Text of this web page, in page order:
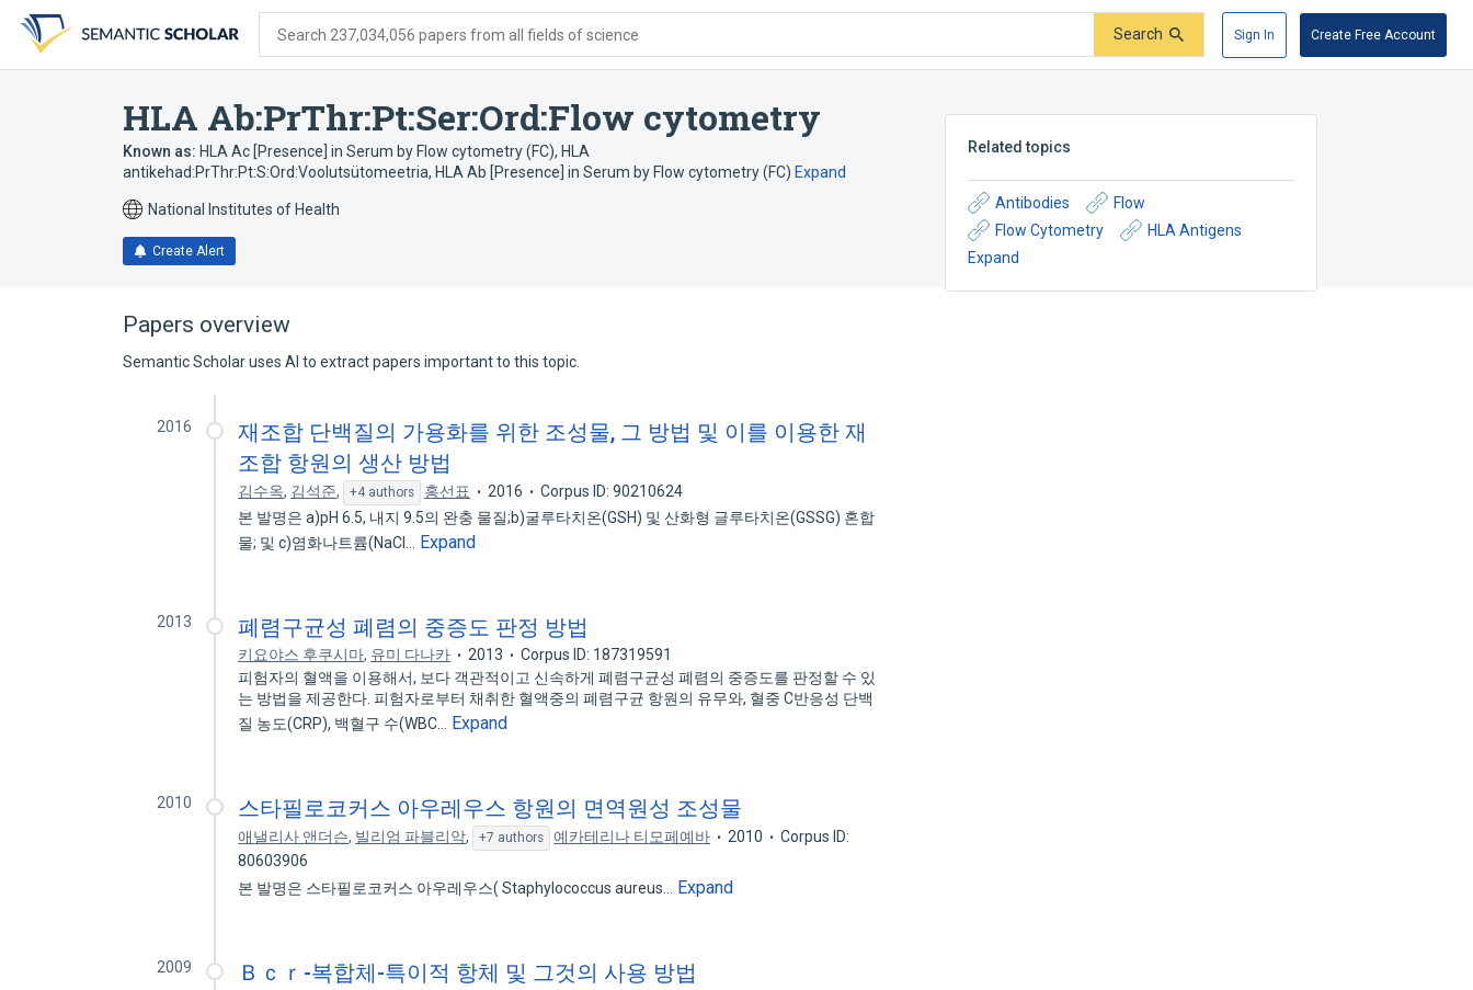
search
form
content
account
menu
Search 237,034,056 papers from all fields of science Search Sign In Create Free Account
HLA Ab:PrThr:Pt:Ser:Ord:Flow cytometry
Known as: HLA Ac [Presence] in Serum by Flow cytometry (FC), HLA
antikehad:PrThr:Pt:S:Ord:Voolutsütomeetria, HLA Ab [Presence] in Serum by Flow cytometry (FC) Expand
National Institutes of Health
Create Alert
Related topics
Antibodies
Flow
Flow Cytometry
HLA Antigens
Expand
Papers overview
Semantic Scholar uses AI to extract papers important to this topic.
2016
재조합 단백질의 가용화를 위한 조성물, 그 방법 및 이를 이용한 재
조합 항원의 생산 방법
김수옥, 김석준, +4 authors 홍선표 2016
Corpus ID: 90210624
본 발명은 a)pH 6.5, 내지 9.5의 완충 물질;b)굴루타치온(GSH) 및 산화형 글루타치온(GSSG) 혼합
물; 및 c)염화나트륨(NaCl…
Expand
2013 폐렴구균성 폐렴의 중증도 판정 방법
키요야스 후쿠시마, 유미 다나카 2013
Corpus ID: 187319591
피험자의 혈액을 이용해서, 보다 객관적이고 신속하게 폐렴구균성 폐렴의 중증도를 판정할 수 있
는 방법을 제공한다. 피험자로부터 채취한 혈액중의 폐렴구균 항원의 유무와, 혈중 C반응성 단백
질 농도(CRP), 백혈구 수(WBC…
Expand
2010 스타필로코커스 아우레우스 항원의 면역원성 조성물
애낼리사 앤더슨, 빌리엄 파블리악, +7 authors 예카테리나 티모페예바 2010
Corpus ID:
80603906
본 발명은 스타필로코커스 아우레우스( Staphylococcus aureus…
Expand
2009 Ｂｃｒ-복합체-특이적 항체 및 그것의 사용 방법